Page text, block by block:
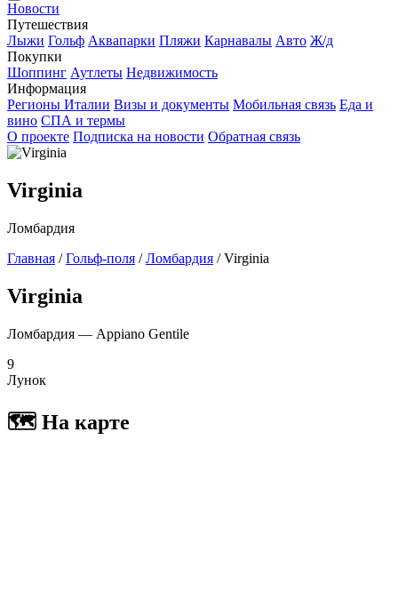
Новости
Путешествия
Лыжи Гольф Аквапарки Пляжи Карнавалы Авто Ж/д
Покупки
Шоппинг Аутлеты Недвижимость
Информация
Регионы Италии Визы и документы Мобильная связь Еда и
вино СПА и термы
О проекте Подписка на новости Обратная связь
Virginia
Ломбардия
Главная / Гольф-поля / Ломбардия / Virginia
Virginia
Ломбардия — Appiano Gentile
9
Лунок
🗺 На карте